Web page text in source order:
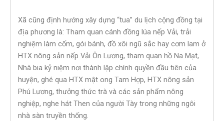
Xã cũng định hướng xây dựng “tua” du lịch cộng đồng tại
địa phương là: Tham quan cánh đồng lúa nếp Vải, trải
nghiệm làm cốm, gói bánh, đồ xôi ngũ sắc hay cơm lam ở
HTX nông sản nếp Vải Ôn Lương, tham quan hồ Na Mạt,
Nhà bia kỷ niệm nơi thành lập chính quyền đầu tiên của
huyện, ghé qua HTX mật ong Tam Hợp, HTX nông sản
Phú Lương, thưởng thức trà và các sản phẩm nông
nghiệp, nghe hát Then của người Tày trong những ngôi
nhà sàn truyền thống.